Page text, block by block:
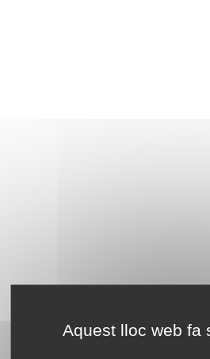
Aquest lloc web fa